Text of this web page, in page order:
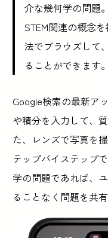
介な幾何学の問題
STEM関連の概念
法でブラウズして
ることができます。
Google検索の最新ア
や積分を入力して、
た、レンズで写真を
テップバイステップ
学の問題であれば、
ることなく問題を共